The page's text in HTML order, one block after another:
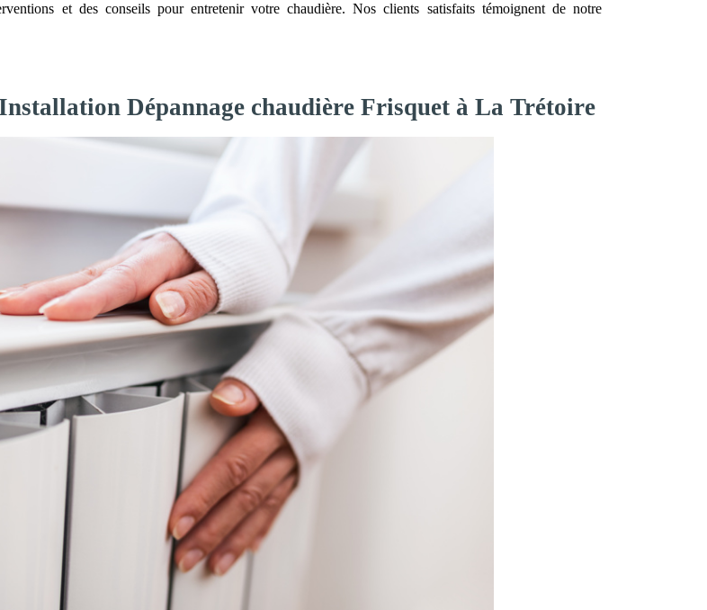
et des conseils pour entretenir votre chaudière. Nos clients satisfaits témoignent de notre
Dépannage chaudière Frisquet à La Trétoire